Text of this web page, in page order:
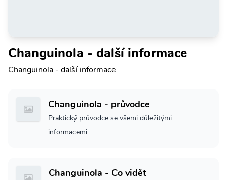
Changuinola - další informace
Changuinola - další informace
Changuinola - průvodce
Praktický průvodce se všemi důležitými
informacemi
Changuinola - Co vidět